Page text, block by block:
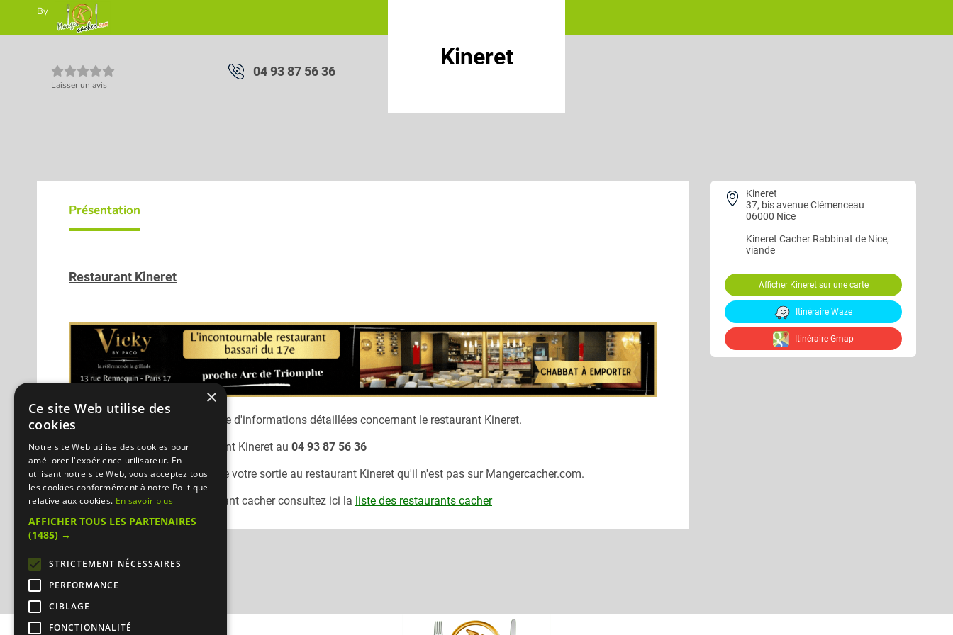
By
Kineret
04 93 87 56 36
Laisser un avis
Kineret
37, bis avenue Clémenceau
06000 Nice
Kineret Cacher Rabbinat de Nice,
viande
Afficher Kineret sur une carte
Itinéraire Waze
Itinéraire Gmap
Présentation
Restaurant Kineret
Désolé, nous n'avons pas encore d'informations détaillées concernant le restaurant Kineret.
Vous pouvez joindre le restaurant Kineret au 04 93 87 56 36
N'oubliez pas de préciser lors de votre sortie au restaurant Kineret qu'il n'est pas sur Mangercacher.com.
Pour consulter un autre restaurant cacher consultez ici la liste des restaurants cacher
×
Ce site Web utilise des
cookies
Notre site Web utilise des cookies pour
améliorer l'expérience utilisateur. En
utilisant notre site Web, vous acceptez tous
les cookies conformément à notre Politique
relative aux cookies. En savoir plus
AFFICHER TOUS LES PARTENAIRES
(1485) →
STRICTEMENT NÉCESSAIRES
PERFORMANCE
CIBLAGE
FONCTIONNALITÉ